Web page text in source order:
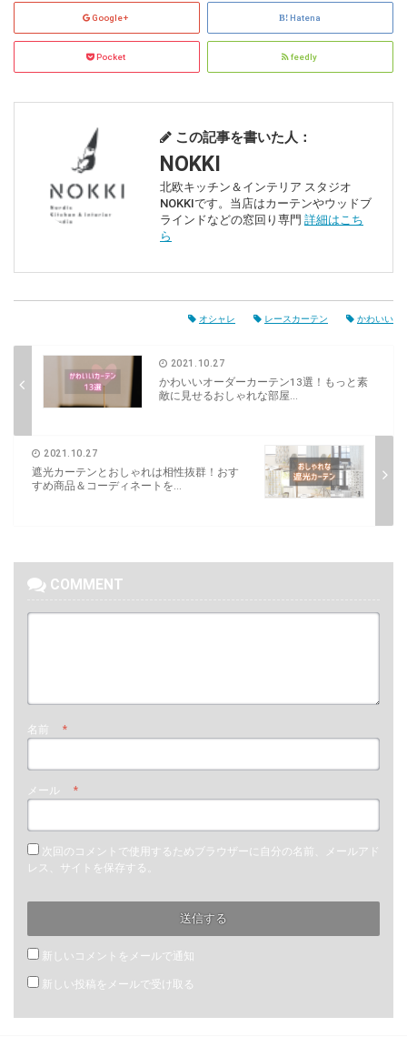
Google+ Hatena
Pocket feedly
この記事を書いた人：
NOKKI
北欧キッチン＆インテリア スタジオ
NOKKIです。当店はカーテンやウッドブ
ラインドなどの窓回り専門 詳細はこち
ら
オシャレ レースカーテン かわいい
2021.10.27
かわいいオーダーカーテン13選！もっと素
敵に見せるおしゃれな部屋...
2021.10.27
遮光カーテンとおしゃれは相性抜群！おす
すめ商品＆コーディネートを...
COMMENT
名前 *
メール *
次回のコメントで使用するためブラウザーに自分の名前、メールアド
レス、サイトを保存する。
新しいコメントをメールで通知
新しい投稿をメールで受け取る